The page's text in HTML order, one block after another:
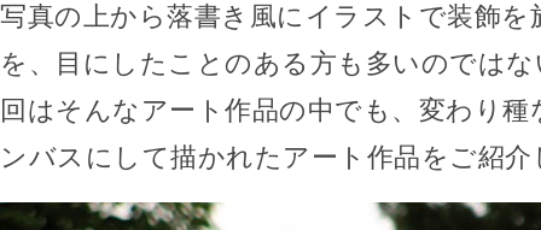
写真の上から落書き風にイラストで装飾を
を、目にしたことのある方も多いのでは
回はそんなアート作品の中でも、変わり種
ンバスにして描かれたアート作品をご紹介